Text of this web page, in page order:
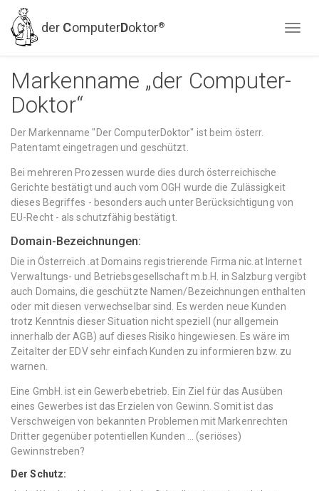
der ComputerDoktor®
Markenname „der Computer­
Doktor“
Der Markenname "Der ComputerDoktor" ist beim österr.
Patentamt eingetragen und geschützt.
Bei mehreren Prozessen wurde dies durch österreichische
Gerichte bestätigt und auch vom OGH wurde die Zulässigkeit
dieses Begriffes - besonders auch unter Berücksichtigung von
EU-Recht - als schutzfähig bestätigt.
Domain-Bezeichnungen:
Die in Österreich .at Domains registrierende Firma nic.at Internet
Verwaltungs- und Betriebsgesellschaft m.b.H. in Salzburg vergibt
auch Domains, die geschützte Namen/Bezeichnungen enthalten
oder mit diesen verwechselbar sind. Es werden neue Kunden
trotz Kenntnis dieser Situation nicht speziell (nur allgemein
innerhalb der AGB) auf dieses Risiko hingewiesen. Es wäre im
Zeitalter der EDV sehr einfach Kunden zu informieren bzw. zu
warnen.
Eine GmbH. ist ein Gewerbebetrieb. Ein Ziel für das Ausüben
eines Gewerbes ist das Erzielen von Gewinn. Somit ist das
Verschweigen von bekannten Problemen mit Markenrechten
Dritter gegenüber potentiellen Kunden ... (seriöses)
Gewinnstreben?
Der Schutz: